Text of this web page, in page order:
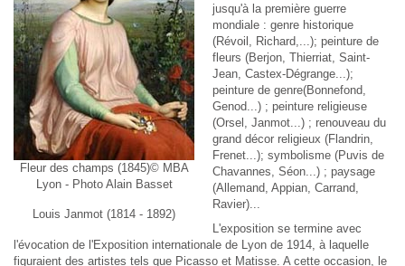
Fleur des champs (1845)© MBA
Lyon - Photo Alain Basset
Louis Janmot (1814 - 1892)
jusqu'à la première guerre
mondiale : genre historique
(Révoil, Richard,...); peinture de
fleurs (Berjon, Thierriat, Saint-
Jean, Castex-Dégrange...);
peinture de genre(Bonnefond,
Genod...) ; peinture religieuse
(Orsel, Janmot...) ; renouveau du
grand décor religieux (Flandrin,
Frenet...); symbolisme (Puvis de
Chavannes, Séon...) ; paysage
(Allemand, Appian, Carrand,
Ravier)...
L'exposition se termine avec
l'évocation de l'Exposition internationale de Lyon de 1914, à laquelle
figuraient des artistes tels que Picasso et Matisse. A cette occasion, le